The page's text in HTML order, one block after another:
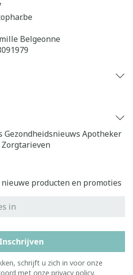
Belgeonne
Gezondheidsnieuws Apotheker
Zorgtarieven
producten en promoties
Inschrijven
schrijft u zich in voor onze
met onze privacy policy.